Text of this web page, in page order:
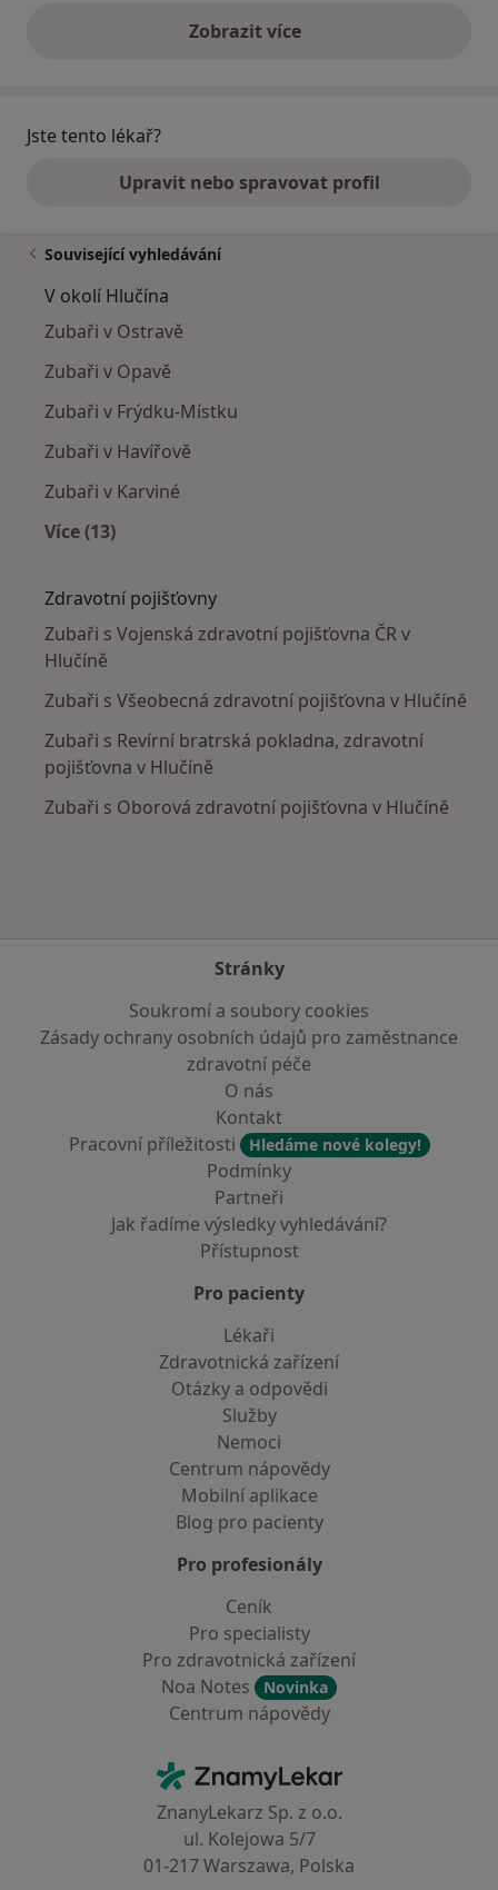
Zobrazit vícevýše uvedené názory
Jste tento lékař?
Upravit nebo spravovat profil
Související vyhledávání
V okolí Hlučína
Zubaři v Ostravě
Zubaři v Opavě
Zubaři v Frýdku-Místku
Zubaři v Havířově
Zubaři v Karviné
Více (13)
Zdravotní pojišťovny
Zubaři s Vojenská zdravotní pojišťovna ČR v
Hlučíně
Zubaři s Všeobecná zdravotní pojišťovna v Hlučíně
Zubaři s Revírní bratrská pokladna, zdravotní
pojišťovna v Hlučíně
Zubaři s Oborová zdravotní pojišťovna v Hlučíně
Stránky
Soukromí a soubory cookies
Zásady ochrany osobních údajů pro zaměstnance
zdravotní péče
O nás
Kontakt
Pracovní příležitosti
Hledáme nové kolegy!
Podmínky
Partneři
Jak řadíme výsledky vyhledávání?
Přístupnost
Pro pacienty
Lékaři
Zdravotnická zařízení
Otázky a odpovědi
Služby
Nemoci
Centrum nápovědy
Mobilní aplikace
Blog pro pacienty
Pro profesionály
Ceník
Pro specialisty
Pro zdravotnická zařízení
Noa Notes
Novinka
Centrum nápovědy
ZnamyLekar - Hlavní stránka
ZnanyLekarz Sp. z o.o.
ul. Kolejowa 5/7
01-217 Warszawa, Polska